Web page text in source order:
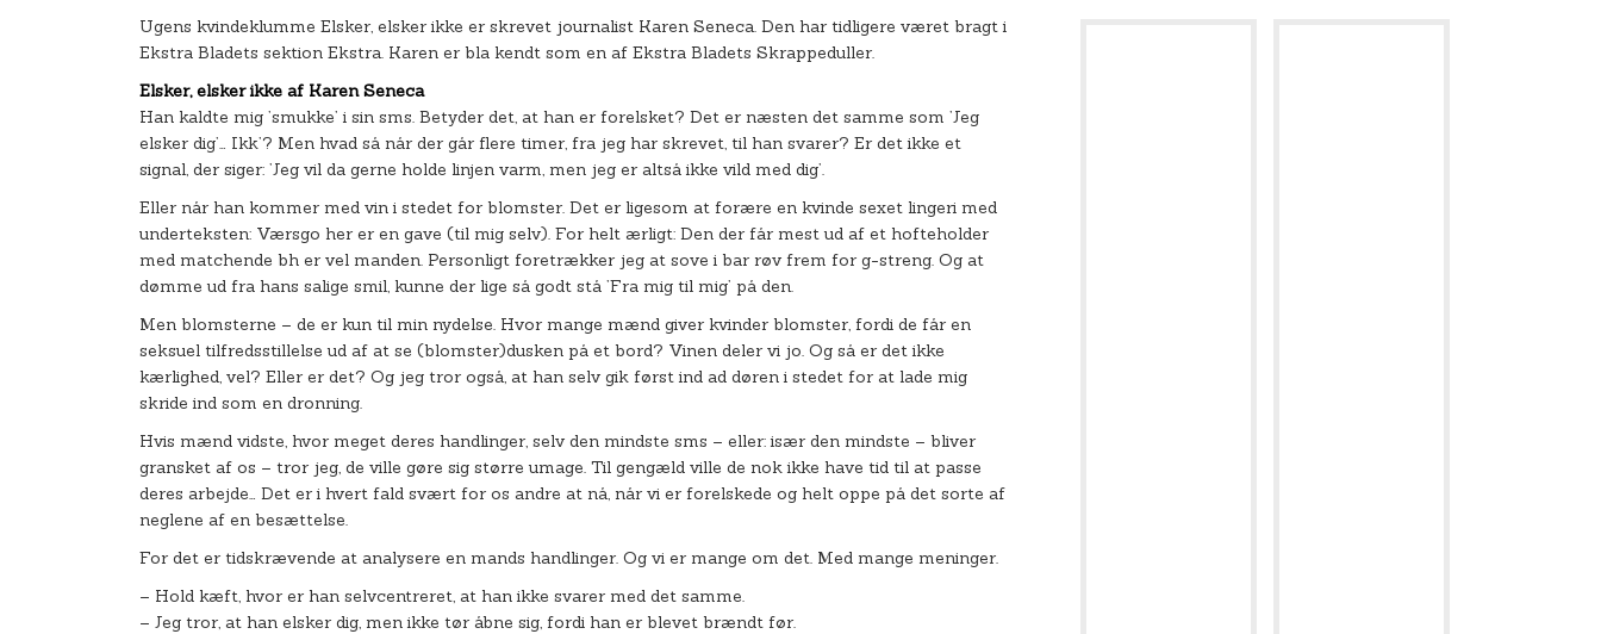
Ugens kvindeklumme Elsker, elsker ikke er skrevet journalist Karen Seneca. Den har tidligere været bragt i
Ekstra Bladets sektion Ekstra. Karen er bla kendt som en af Ekstra Bladets Skrappeduller.
Elsker, elsker ikke af Karen Seneca
Han kaldte mig ’smukke’ i sin sms. Betyder det, at han er forelsket? Det er næsten det samme som ’Jeg
elsker dig’… Ikk’? Men hvad så når der går flere timer, fra jeg har skrevet, til han svarer? Er det ikke et
signal, der siger: ’Jeg vil da gerne holde linjen varm, men jeg er altså ikke vild med dig’.
Eller når han kommer med vin i stedet for blomster. Det er ligesom at forære en kvinde sexet lingeri med
underteksten: Værsgo her er en gave (til mig selv). For helt ærligt: Den der får mest ud af et hofteholder
med matchende bh er vel manden. Personligt foretrækker jeg at sove i bar røv frem for g-streng. Og at
dømme ud fra hans salige smil, kunne der lige så godt stå ’Fra mig til mig’ på den.
Men blomsterne – de er kun til min nydelse. Hvor mange mænd giver kvinder blomster, fordi de får en
seksuel tilfredsstillelse ud af at se (blomster)dusken på et bord? Vinen deler vi jo. Og så er det ikke
kærlighed, vel? Eller er det? Og jeg tror også, at han selv gik først ind ad døren i stedet for at lade mig
skride ind som en dronning.
Hvis mænd vidste, hvor meget deres handlinger, selv den mindste sms – eller: især den mindste – bliver
gransket af os – tror jeg, de ville gøre sig større umage. Til gengæld ville de nok ikke have tid til at passe
deres arbejde… Det er i hvert fald svært for os andre at nå, når vi er forelskede og helt oppe på det sorte af
neglene af en besættelse.
For det er tidskrævende at analysere en mands handlinger. Og vi er mange om det. Med mange meninger.
– Hold kæft, hvor er han selvcentreret, at han ikke svarer med det samme.
– Jeg tror, at han elsker dig, men ikke tør åbne sig, fordi han er blevet brændt før.